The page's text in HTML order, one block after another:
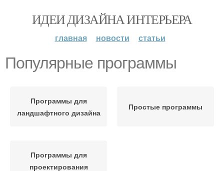
ИДЕИ ДИЗАЙНА ИНТЕРЬЕРА
главная новости статьи
Популярные программы
Программы для
ландшафтного дизайна
Простые программы
Программы для
проектирования